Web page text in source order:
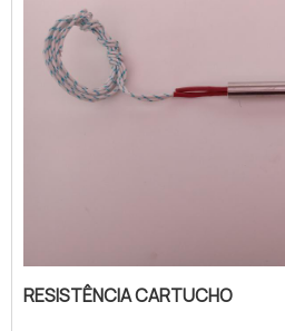
RESISTÊNCIA CARTUCHO